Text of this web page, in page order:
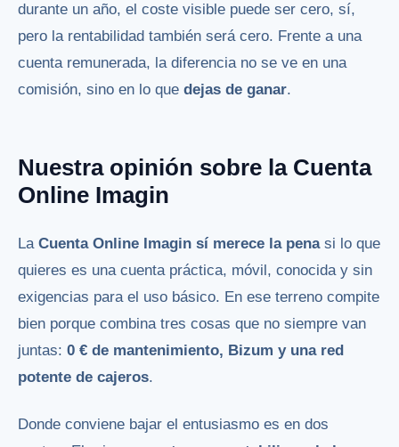
durante un año, el coste visible puede ser cero, sí,
pero la rentabilidad también será cero. Frente a una
cuenta remunerada, la diferencia no se ve en una
comisión, sino en lo que dejas de ganar.
Nuestra opinión sobre la Cuenta
Online Imagin
La Cuenta Online Imagin sí merece la penasi lo que
quieres es una cuenta práctica, móvil, conocida y sin
exigencias para el uso básico. En ese terreno compite
bien porque combina tres cosas que no siempre van
juntas: 0 € de mantenimiento, Bizum y una red
potente de cajeros.
Donde conviene bajar el entusiasmo es en dos